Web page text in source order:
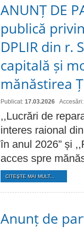
ANUNȚ DE
publică
DPLIR din r.
capitală și
mănăstirea
Publicat: 17.03.2026
,,Lucrări de
interes raional
în anul 2026” și
acces spre
CITEŞTE MAI MULT...
Anunț de